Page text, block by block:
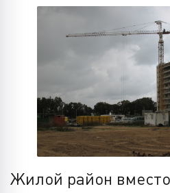
Жилой район